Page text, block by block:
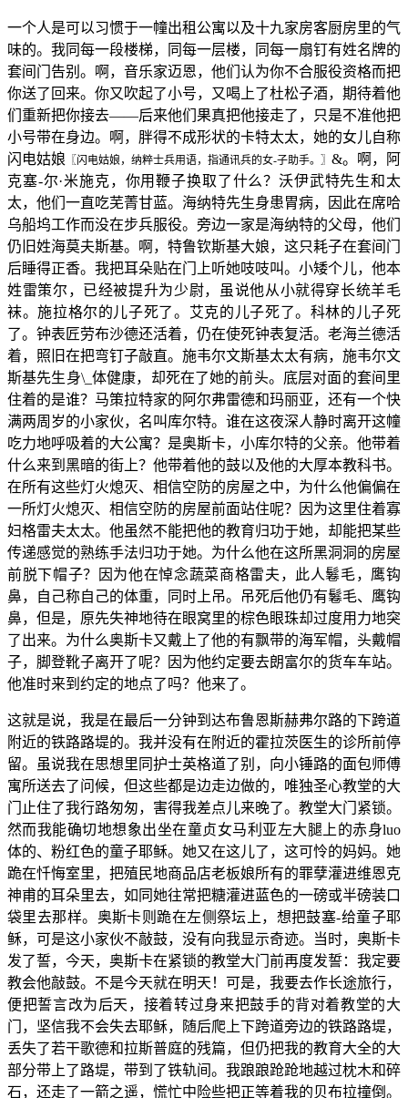
一个人是可以习惯于一幢出租公寓以及十九家房客厨房里的气
味的。我同每一段楼梯，同每一层楼，同每一扇钉有姓名牌的
套间门告别。啊，音乐家迈恩，他们认为你不合服役资格而把
你送了回来。你又吹起了小号，又喝上了杜松子酒，期待着他
们重新把你接去——后来他们果真把他接走了，只是不准他把
小号带在身边。啊，胖得不成形状的卡特太太，她的女儿自称
闪电姑娘 〖闪电姑娘，纳粹士兵用语，指通讯兵的女-子助手。〗 &。啊，阿
克塞-尔·米施克，你用鞭子换取了什么？沃伊武特先生和太
太，他们一直吃芜菁甘蓝。海纳特先生身患胃病，因此在席哈
乌船坞工作而没在步兵服役。旁边一家是海纳特的父母，他们
仍旧姓海莫夫斯基。啊，特鲁钦斯基大娘，这只耗子在套间门
后睡得正香。我把耳朵贴在门上听她吱吱叫。小矮个儿，他本
姓雷策尔，已经被提升为少尉，虽说他从小就得穿长统羊毛
袜。施拉格尔的儿子死了。艾克的儿子死了。科林的儿子死
了。钟表匠劳布沙德还活着，仍在使死钟表复活。老海兰德活
着，照旧在把弯钉子敲直。施韦尔文斯基太太有病，施韦尔文
斯基先生身\_体健康，却死在了她的前头。底层对面的套间里
住着的是谁？马策拉特家的阿尔弗雷德和玛丽亚，还有一个快
满两周岁的小家伙，名叫库尔特。谁在这夜深人静时离开这幢
吃力地呼吸着的大公寓？是奥斯卡，小库尔特的父亲。他带着
什么来到黑暗的街上？他带着他的鼓以及他的大厚本教科书。
在所有这些灯火熄灭、相信空防的房屋之中，为什么他偏偏在
一所灯火熄灭、相信空防的房屋前面站住呢？因为这里住着寡
妇格雷夫太太。他虽然不能把他的教育归功于她，却能把某些
传递感觉的熟练手法归功于她。为什么他在这所黑洞洞的房屋
前脱下帽子？因为他在悼念蔬菜商格雷夫，此人鬈毛，鹰钩
鼻，自己称自己的体重，同时上吊。吊死后他仍有鬈毛、鹰钩
鼻，但是，原先失神地待在眼窝里的棕色眼珠却过度用力地突
了出来。为什么奥斯卡又戴上了他的有飘带的海军帽，头戴帽
子，脚登靴子离开了呢？因为他约定要去朗富尔的货车车站。
他准时来到约定的地点了吗？他来了。
这就是说，我是在最后一分钟到达布鲁恩斯赫弗尔路的下跨道
附近的铁路路堤的。我并没有在附近的霍拉茨医生的诊所前停
留。虽说我在思想里同护士英格道了别，向小锤路的面包师傅
寓所送去了问候，但这些都是边走边做的，唯独圣心教堂的大
门止住了我行路匆匆，害得我差点儿来晚了。教堂大门紧锁。
然而我能确切地想象出坐在童贞女马利亚左大腿上的赤身luo
体的、粉红色的童子耶稣。她又在这儿了，这可怜的妈妈。她
跪在忏悔室里，把殖民地商品店老板娘所有的罪孽灌进维恩克
神甫的耳朵里去，如同她往常把糖灌进蓝色的一磅或半磅装口
袋里去那样。奥斯卡则跪在左侧祭坛上，想把鼓塞-给童子耶
稣，可是这小家伙不敲鼓，没有向我显示奇迹。当时，奥斯卡
发了誓，今天，奥斯卡在紧锁的教堂大门前再度发誓：我定要
教会他敲鼓。不是今天就在明天！可是，我要去作长途旅行，
便把誓言改为后天，接着转过身来把鼓手的背对着教堂的大
门，坚信我不会失去耶稣，随后爬上下跨道旁边的铁路路堤，
丢失了若干歌德和拉斯普庭的残篇，但仍把我的教育大全的大
部分带上了路堤，带到了铁轨间。我踉踉跄跄地越过枕木和碎
石，还走了一箭之遥，慌忙中险些把正等着我的贝布拉撞倒。